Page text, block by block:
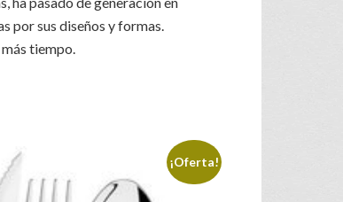
por sus diseños y formas.
tiempo.
¡Oferta!